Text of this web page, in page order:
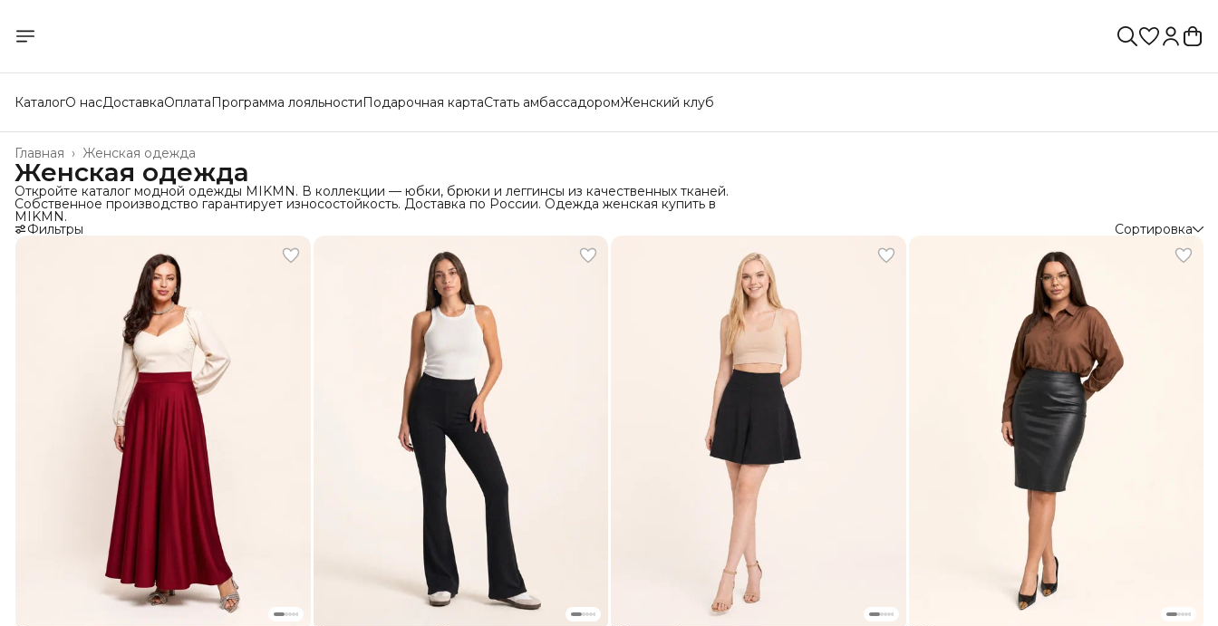
КаталогО насДоставкаОплатаПрограмма лояльностиПодарочная картаСтать амбассадоромЖенский клуб
Женская одежда
Главная ›
Женская одежда
Откройте каталог модной одежды MIKMN. В коллекции — юбки, брюки и леггинсы из качественных тканей.
Собственное производство гарантирует износостойкость. Доставка по России. Одежда женская купить в
MIKMN.
Фильтры Сортировка